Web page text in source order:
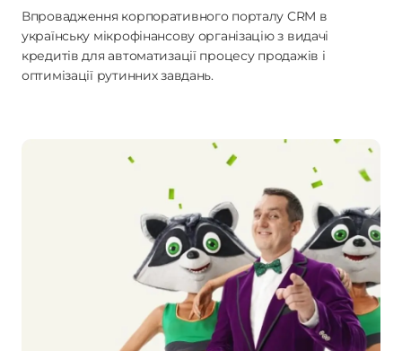
Впровадження корпоративного порталу CRM в
українську мікрофінансову організацію з видачі
кредитів для автоматизації процесу продажів і
оптимізації рутинних завдань.